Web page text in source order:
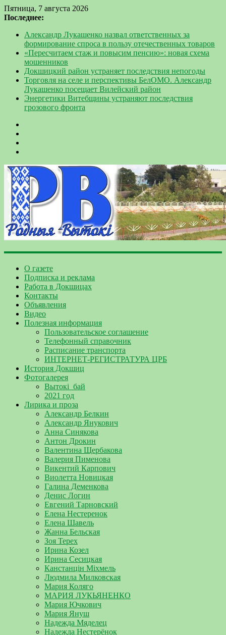
Пятница, 7 августа 2026
Последнее:
Александр Лукашенко назвал ответственных за
формирование спроса в пользу отечественных товаров
«Пересчитаем стаж и повысим пенсию»: новая схема
мошенников
Докшицкий район устраняет последствия непогоды
Торговля на селе и перспективы БелОМО. Александр
Лукашенко посещает Вилейский район
Энергетики Витебщины устраняют последствия
грозового фронта
О газете
Подписка и реклама
Работа в Докшицах
Контакты
Объявления
Видео
Полезная информация
Пользовательское соглашение
Телефонный справочник
Расписание транспорта
ИНТЕРНЕТ-РЕГИСТРАТУРА ЦРБ
История Докшиц
Фотогалерея
Вытокі_бай
2021 год
Лирика и проза
Александр Белкин
Александр Янукович
Анна Синякова
Антон Дрокин
Валентина Щербакова
Валерия Пименова
Викентий Карпович
Виолетта Новицкая
Галина Деменкова
Денис Логин
Евгений Тарновский
Елена Нестеренок
Елена Шавель
Жанна Бельская
Зоя Терех
Ирина Козел
Ирина Сесицкая
Канстанцін Міхмель
Людмила Милковская
Мария Коляго
МАРИЯ ЛУКЬЯНЕНКО
Мария Ючкович
Мария Януш
Надежда Мяделец
Надежда Нестерёнок